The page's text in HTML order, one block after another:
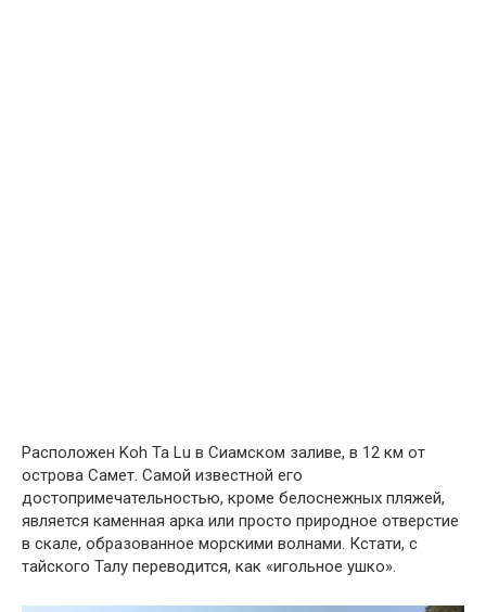
Расположен Koh Ta Lu в Сиамском заливе, в 12 км от
острова Самет. Самой известной его
достопримечательностью, кроме белоснежных пляжей,
является каменная арка или просто природное отверстие
в скале, образованное морскими волнами. Кстати, с
тайского Талу переводится, как «игольное ушко».